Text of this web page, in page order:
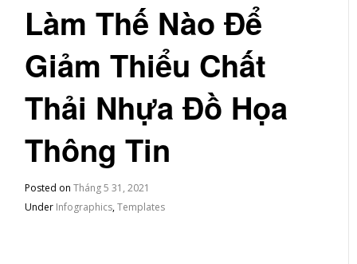
Làm Thế Nào Để
Giảm Thiểu Chất
Thải Nhựa Đồ Họa
Thông Tin
Posted onTháng 5 31, 2021
Under Infographics,Templates